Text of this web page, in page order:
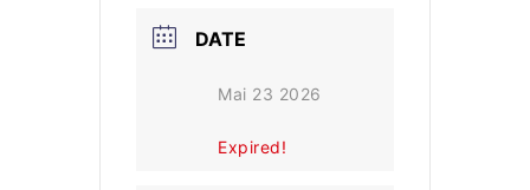
DATE
Mai 23 2026
Expired!